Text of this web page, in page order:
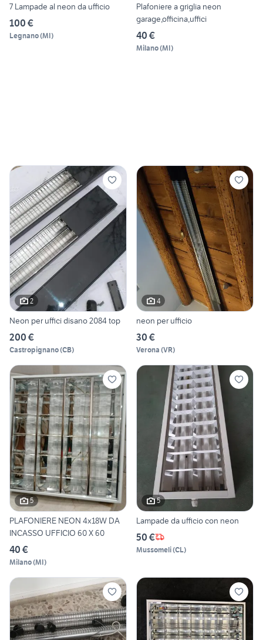
7 Lampade al neon da ufficio
100 €
Legnano(MI)
Plafoniere a griglia neon
garage,officina,uffici
40 €
Milano(MI)
2
Neon per uffici disano 2084 top
200 €
Castropignano(CB)
4
neon per ufficio
30 €
Verona (VR)
5
PLAFONIERE NEON 4x18W DA
INCASSO UFFICIO 60 X 60
40 €
Milano(MI)
5
Lampade da ufficio con neon
50 €
Mussomeli(CL)